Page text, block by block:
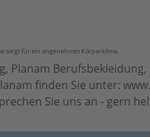
sorgt für ein angenehmes Körperklima.
Planam Berufsbekleidung,
finden Sie unter:
Sie uns an - gern